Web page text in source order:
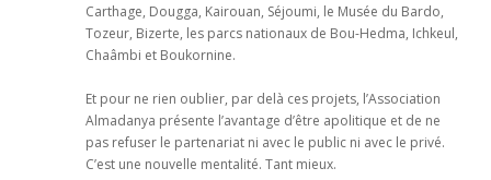
Carthage, Dougga, Kairouan, Séjoumi, le Musée du Bardo,
Tozeur, Bizerte, les parcs nationaux de Bou-Hedma, Ichkeul,
Chaâmbi et Boukornine.
Et pour ne rien oublier, par delà ces projets, l’Association
Almadanya présente l’avantage d’être apolitique et de ne
pas refuser le partenariat ni avec le public ni avec le privé.
C’est une nouvelle mentalité. Tant mieux.